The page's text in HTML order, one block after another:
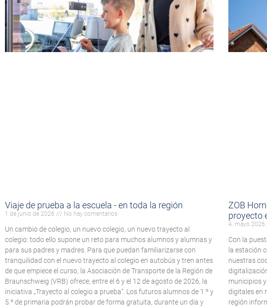
Viaje de prueba a la escuela - en toda la región
1 de junio de 2026 No hay comentarios
Un cambio de colegio, un nuevo colegio, un nuevo trayecto al
colegio: todo ello supone un reto para muchos alumnos y alumnas y
para sus padres y madres. Para que puedan familiarizarse con
tranquilidad con el nuevo trayecto al colegio en autobús y tren antes
de que empiece el curso, la Asociación de Transporte de la Región de
Braunschweig (VRB) ofrece, entre el 6 y el 12 de agosto de 2026, la
iniciativa „Trayecto al colegio a prueba“. Los futuros alumnos de 1.º y
5.º de primaria podrán probar de forma gratuita, durante un día y
ZOB
proyecto
4. mayo 2026
Con la
la estación
nuestras
municipios
digitales en
región